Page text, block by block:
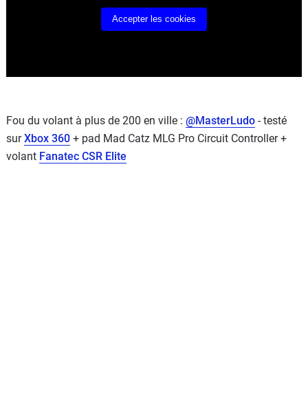
Accepter les cookies
Fou du volant à plus de 200 en ville : @MasterLudo - testé
surXbox 360 + pad Mad Catz MLG Pro Circuit Controller +
volant Fanatec CSR Elite